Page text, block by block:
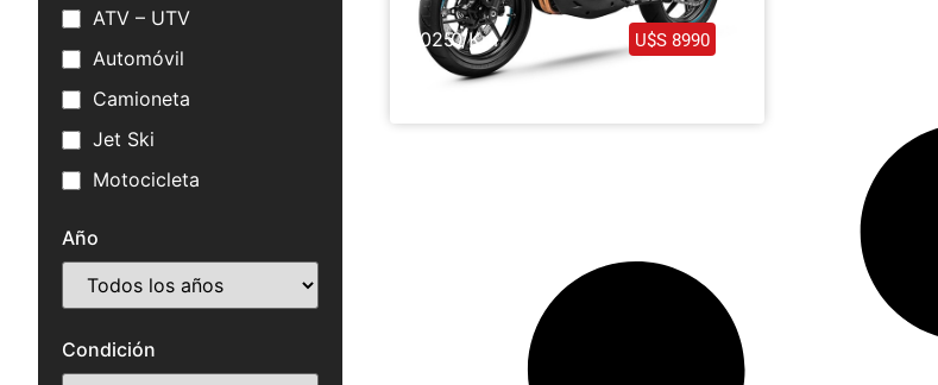
ATV – UTV
Automóvil
Camioneta
Jet Ski
Motocicleta
Año
Condición
2025 /0 Km U$S 8990
Cf Moto Nk 450 0 Km 2025